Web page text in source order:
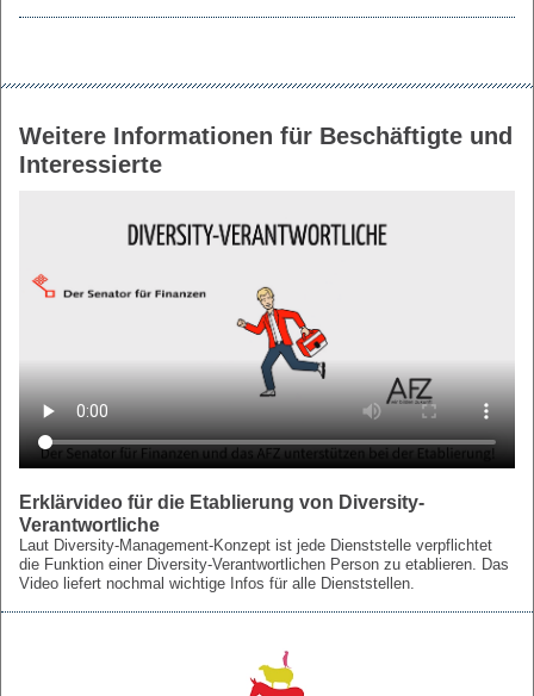
Weitere Informationen für Beschäftigte und
Interessierte
Erklärvideo für die Etablierung von Diversity-
Verantwortliche
Laut Diversity-Management-Konzept ist jede Dienststelle verpflichtet
die Funktion einer Diversity-Verantwortlichen Person zu etablieren. Das
Video liefert nochmal wichtige Infos für alle Dienststellen.